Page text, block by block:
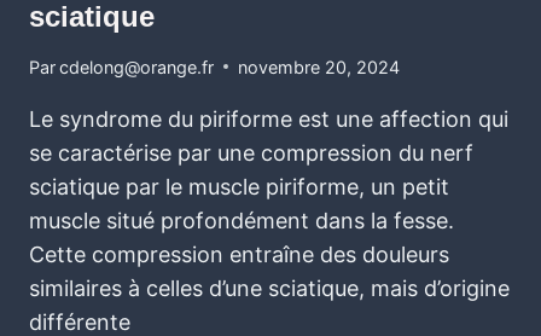
sciatique
Parcdelong@orange.fr novembre 20, 2024
Le syndrome du piriforme est une affection qui
se caractérise par une compression du nerf
sciatique par le muscle piriforme, un petit
muscle situé profondément dans la fesse.
Cette compression entraîne des douleurs
similaires à celles d’une sciatique, mais d’origine
différente